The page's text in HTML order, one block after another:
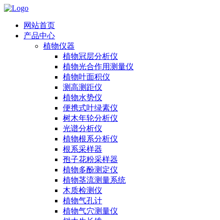
网站首页
产品中心
植物仪器
植物冠层分析仪
植物光合作用测量仪
植物叶面积仪
测高测距仪
植物水势仪
便携式叶绿素仪
树木年轮分析仪
光谱分析仪
植物根系分析仪
根系采样器
孢子花粉采样器
植物多酚测定仪
植物茎流测量系统
木质检测仪
植物气孔计
植物气穴测量仪